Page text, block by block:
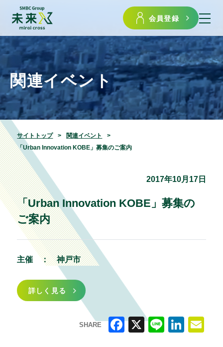
会員登録
関連イベント
サイトトップ
関連イベント
「Urban Innovation KOBE」募集のご案内
2017年10月17日
「Urban Innovation KOBE」募集の
ご案内
主催 ： 神戸市
詳しく見る
SHARE